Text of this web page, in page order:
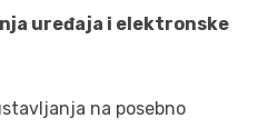
uređaja i elektronske
na posebno